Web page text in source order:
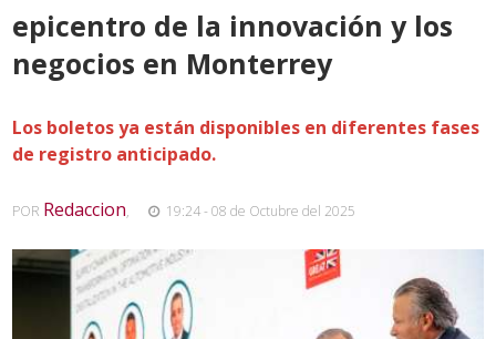
epicentro de la innovación y los
negocios en Monterrey
Los boletos ya están disponibles en diferentes fases
de registro anticipado.
POR Redaccion, 19:24 - 08 de Octubre del 2025